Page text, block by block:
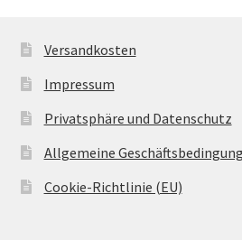
Versandkosten
Impressum
Privatsphäre und Datenschutz
Allgemeine
Cookie-Richtlinie (EU)